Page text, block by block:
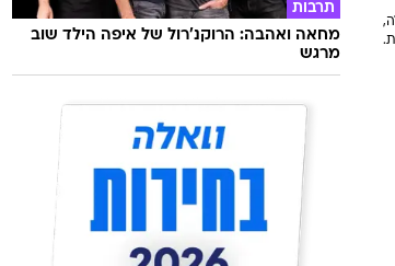
תרבות
מחאה ואהבה: הרוקנ'רול של איפה הילד שוב
מרגש